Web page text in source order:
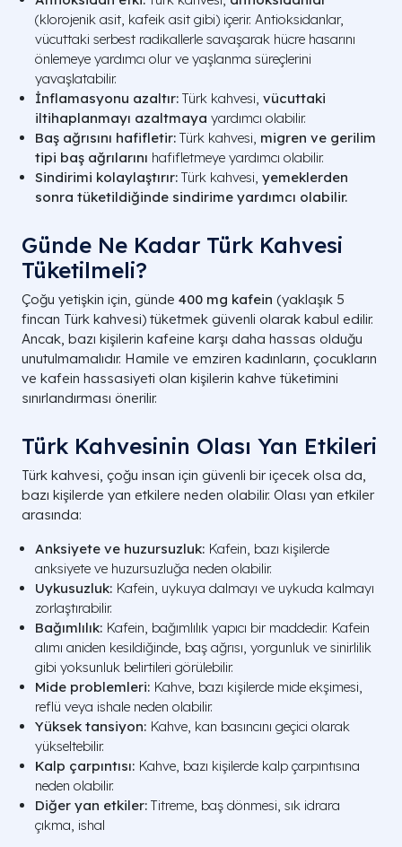
(klorojenik asit, kafeik asit gibi) içerir. Antioksidanlar,
vücuttaki serbest radikallerle savaşarak hücre hasarını
önlemeye yardımcı olur ve yaşlanma süreçlerini
yavaşlatabilir.
İnflamasyonu azaltır: Türk kahvesi, vücuttaki
iltihaplanmayı azaltmaya yardımcı olabilir.
Baş ağrısını hafifletir: Türk kahvesi, migren ve gerilim
tipi baş ağrılarını hafifletmeye yardımcı olabilir.
Sindirimi kolaylaştırır: Türk kahvesi, yemeklerden
sonra tüketildiğinde sindirime yardımcı olabilir.
Günde Ne Kadar Türk Kahvesi
Tüketilmeli?
Çoğu yetişkin için, günde 400 mg kafein (yaklaşık 5
fincan Türk kahvesi) tüketmek güvenli olarak kabul edilir.
Ancak, bazı kişilerin kafeine karşı daha hassas olduğu
unutulmamalıdır. Hamile ve emziren kadınların, çocukların
ve kafein hassasiyeti olan kişilerin kahve tüketimini
sınırlandırması önerilir.
Türk Kahvesinin Olası Yan Etkileri
Türk kahvesi, çoğu insan için güvenli bir içecek olsa da,
bazı kişilerde yan etkilere neden olabilir. Olası yan etkiler
arasında:
Anksiyete ve huzursuzluk: Kafein, bazı kişilerde
anksiyete ve huzursuzluğa neden olabilir.
Uykusuzluk: Kafein, uykuya dalmayı ve uykuda kalmayı
zorlaştırabilir.
Bağımlılık: Kafein, bağımlılık yapıcı bir maddedir. Kafein
alımı aniden kesildiğinde, baş ağrısı, yorgunluk ve sinirlilik
gibi yoksunluk belirtileri görülebilir.
Mide problemleri: Kahve, bazı kişilerde mide ekşimesi,
reflü veya ishale neden olabilir.
Yüksek tansiyon: Kahve, kan basıncını geçici olarak
yükseltebilir.
Kalp çarpıntısı: Kahve, bazı kişilerde kalp çarpıntısına
neden olabilir.
Diğer yan etkiler: Titreme, baş dönmesi, sık idrara
çıkma, ishal